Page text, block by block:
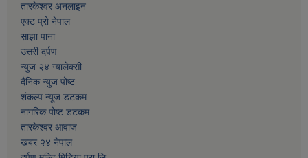
तारकेश्वर अनलाइन
एक्ट प्रो नेपाल
साझा पाना
उत्तरी दर्पण
न्युज २४ ग्यालेक्सी
दैनिक न्युज पोष्ट
शंकल्प न्यूज डटकम
नागरिक पोष्ट डटकम
तारकेश्वर आवाज
खबर २४ नेपाल